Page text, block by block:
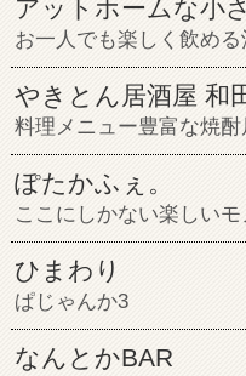
アットホームな小
お一人でも楽しく飲め
やきとん居酒屋 和
料理メニュー豊富な焼酎
ぽたかふぇ。
ここにしかない楽しい
ひまわり
ぱじゃんか3
なんとかBAR